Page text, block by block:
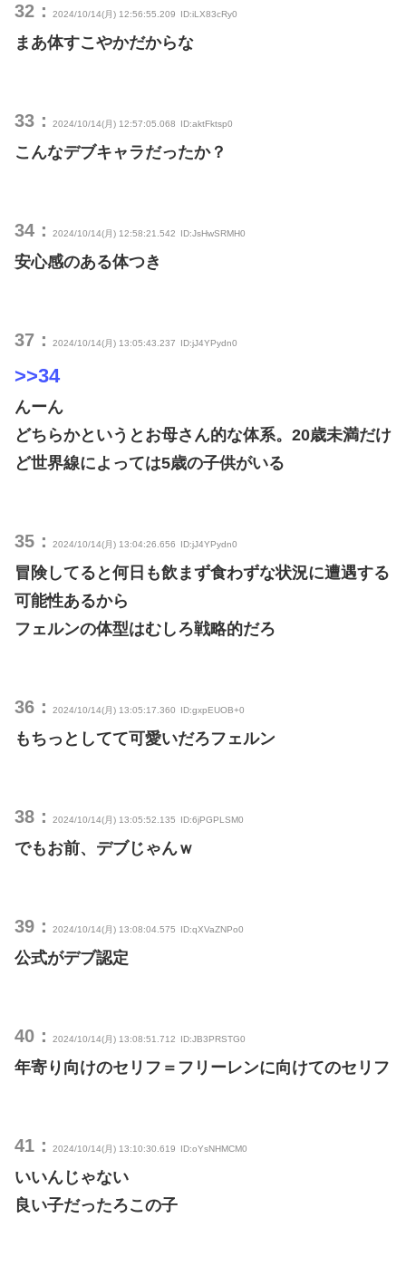
32： 2024/10/14(月) 12:56:55.209 ID:iLX83cRy0
まあ体すこやかだからな
33： 2024/10/14(月) 12:57:05.068 ID:aktFktsp0
こんなデブキャラだったか？
34： 2024/10/14(月) 12:58:21.542 ID:JsHwSRMH0
安心感のある体つき
37： 2024/10/14(月) 13:05:43.237 ID:jJ4YPydn0
>>34
んーん
どちらかというとお母さん的な体系。20歳未満だけ
ど世界線によっては5歳の子供がいる
35： 2024/10/14(月) 13:04:26.656 ID:jJ4YPydn0
冒険してると何日も飲まず食わずな状況に遭遇する
可能性あるから
フェルンの体型はむしろ戦略的だろ
36： 2024/10/14(月) 13:05:17.360 ID:gxpEUOB+0
もちっとしてて可愛いだろフェルン
38： 2024/10/14(月) 13:05:52.135 ID:6jPGPLSM0
でもお前、デブじゃんｗ
39： 2024/10/14(月) 13:08:04.575 ID:qXVaZNPo0
公式がデブ認定
40： 2024/10/14(月) 13:08:51.712 ID:JB3PRSTG0
年寄り向けのセリフ＝フリーレンに向けてのセリフ
41： 2024/10/14(月) 13:10:30.619 ID:oYsNHMCM0
いいんじゃない
良い子だったろこの子